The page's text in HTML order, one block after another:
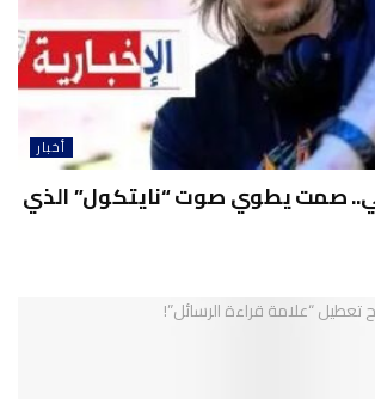
أخبار
صمت يطوي صوت “نايتكول” الذي